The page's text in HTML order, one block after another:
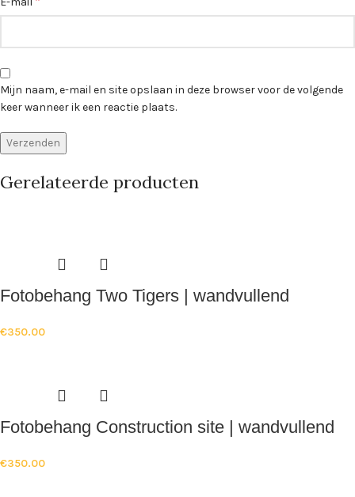
Mijn naam, e-mail en site opslaan in deze browser voor de volgende
keer wanneer ik een reactie plaats.
Gerelateerde producten
Fotobehang Two Tigers | wandvullend
€350.00
Fotobehang Construction site | wandvullend
€350.00